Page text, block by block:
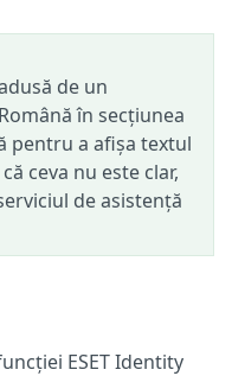
de un
în secțiunea
pentru a afișa textul
ceva nu este clar,
de asistență
ESET Identity